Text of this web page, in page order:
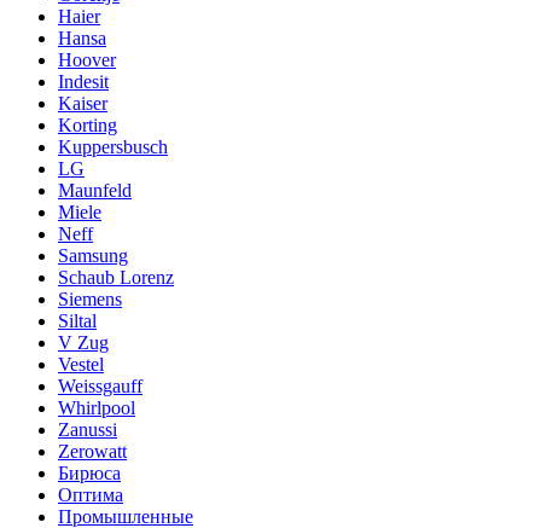
Haier
Hansa
Hoover
Indesit
Kaiser
Korting
Kuppersbusch
LG
Maunfeld
Miele
Neff
Samsung
Schaub Lorenz
Siemens
Siltal
V Zug
Vestel
Weissgauff
Whirlpool
Zanussi
Zerowatt
Бирюса
Оптима
Промышленные